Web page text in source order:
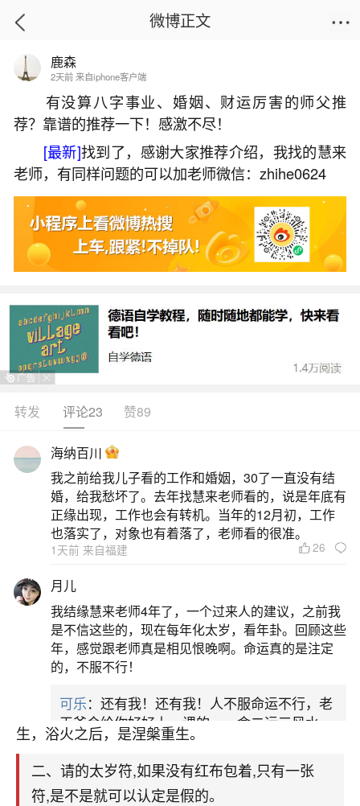
首页
狗年太岁符怎么处理？
2026-05-29 19:56:50 28 8 赞
生活中像狗年太岁符怎么处理？都是很常见的
问题，但是小问题不注意可能会引起大麻烦，下面
就这个问题给大家做一些解读：
一、太岁符,化太岁锦囊怎么用
同样的，六合的符箓会比三合的更加有效果，
因为三合的比较单一。另外不论在何处请符来化解
太岁，记得装载符箓的福袋颜色一定要和数量，属
性相符哦！颜色不合适的，是绝对不可以装的。好
了，在狗年来临之际，有太岁考验的小伙伴，相信
你已经心中有了些破解之法。越是遇到阻碍，就越
可以开启自己的智慧，向困境中求生，甚至向死而
生，浴火之后，是涅槃重生。
二、请的太岁符,如果没有红布包着,只有一张
符,是不是就可以认定是假的。
微博正文
鹿森
2天前 来自iphone客户端
有没算八字事业、婚姻、财运厉害的师父推
荐？靠谱的推荐一下！感激不尽！
[最新]找到了，感谢大家推荐介绍，我找的慧来
老师，有同样问题的可以加老师微信：zhihe0624
转发 评论23 赞89
海纳百川
我之前给我儿子看的工作和婚姻，30了一直没有结
婚，给我愁坏了。去年找慧来老师看的，说是年底有
正缘出现，工作也会有转机。当年的12月初，工作
也落实了，对象也有着落了，老师看的很准。
1天前 来自福建 26
月儿
我结缘慧来老师4年了，一个过来人的建议，之前我
是不信这些的，现在每年化太岁，看年卦。回顾这些
年，感觉跟老师真是相见恨晚啊。命运真的是注定
的，不服不行！
可乐：还有我！还有我！人不服命运不行，老
天爷会给你好好上一课的。一命二运三风水，
哪样不服都不行！
平安是福：我也是每年找老师化太岁，看年
卦，认识老师3年了，都是缘分啊！